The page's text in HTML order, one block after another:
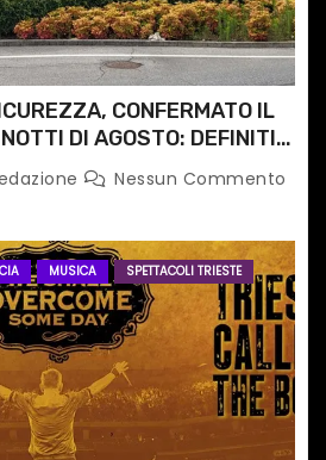
CONFERMATO IL
DI AGOSTO: DEFINITI
E ORARIONessun Commento
MUSICA SPETTACOLI TRIESTE